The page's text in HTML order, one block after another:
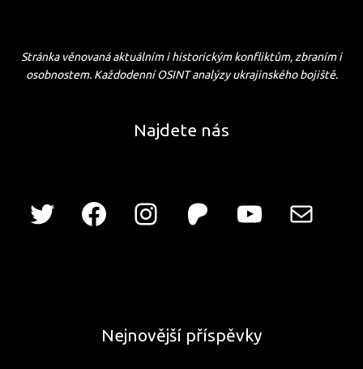
Stránka věnovaná aktuálním i historickým konfliktům, zbraním i
osobnostem. Každodenní OSINT analýzy ukrajinského bojiště.
Najdete nás
Nejnovější příspěvky